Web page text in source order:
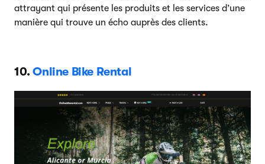
attrayant qui présente les produits et les services d’une
manière qui trouve un écho auprès des clients.
10.Online Bike Rental